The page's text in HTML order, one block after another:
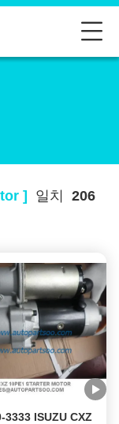
] 일치 206
3333 ISUZU CXZ